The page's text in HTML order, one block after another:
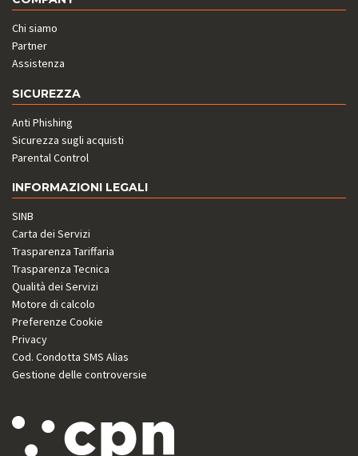
Chi siamo
Partner
Assistenza
SICUREZZA
Anti Phishing
Sicurezza sugli acquisti
Parental Control
INFORMAZIONI LEGALI
SINB
Carta dei Servizi
Trasparenza Tariffaria
Trasparenza Tecnica
Qualità dei Servizi
Motore di calcolo
Preferenze Cookie
Privacy
Cod. Condotta SMS Alias
Gestione delle controversie